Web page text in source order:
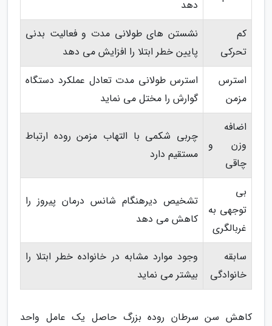
دهد
کم
تحرکی
نشستن های طولانی مدت و فعالیت بدنی
پایین خطر ابتلا را افزایش می دهد
استرس
مزمن
استرس طولانی مدت تعادل عملکرد دستگاه
گوارش را مختل می نماید
اضافه
وزن و
چاقی
چربی شکمی با التهاب مزمن روده ارتباط
مستقیم دارد
بی
توجهی به
غربالگری
تشخیص دیرهنگام شانس درمان پیروز را
کاهش می دهد
سابقه
خانوادگی
وجود موارد مشابه در خانواده خطر ابتلا را
بیشتر می نماید
کاهش سن سرطان روده بزرگ حاصل یک عامل واحد